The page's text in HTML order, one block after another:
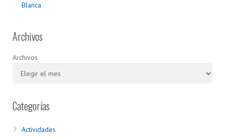
Blanca
Archivos
Archivos
Categorías
Actividades